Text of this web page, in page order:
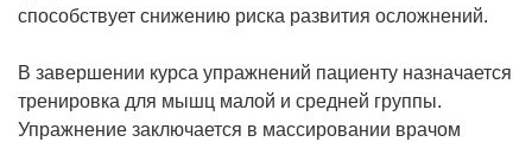
способствует снижению риска развития осложнений.
В завершении курса упражнений пациенту назначается
тренировка для мышц малой и средней группы.
Упражнение заключается в массировании врачом